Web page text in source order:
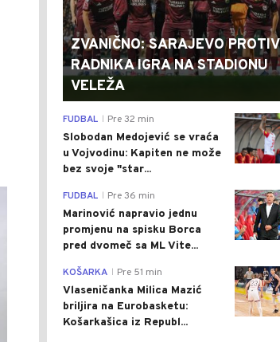
ZVANIČNO: SARAJEVO PROTIV
RADNIKA IGRA NA STADIONU
VELEŽA
FUDBAL Pre 32 min
Slobodan Medojević se vraća
u Vojvodinu: Kapiten ne može
bez svoje "star...
FUDBAL Pre 36 min
Marinović napravio jednu
promjenu na spisku Borca
pred dvomeč sa ML Vite...
KOŠARKA Pre 51 min
Vlaseničanka Milica Mazić
briljira na Eurobasketu:
Košarkašica iz Republ...